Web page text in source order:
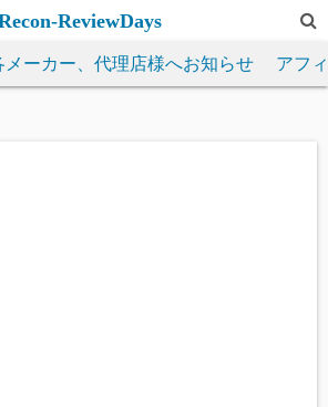
ReviewDays
メーカー、代理店様へお知らせ アフ